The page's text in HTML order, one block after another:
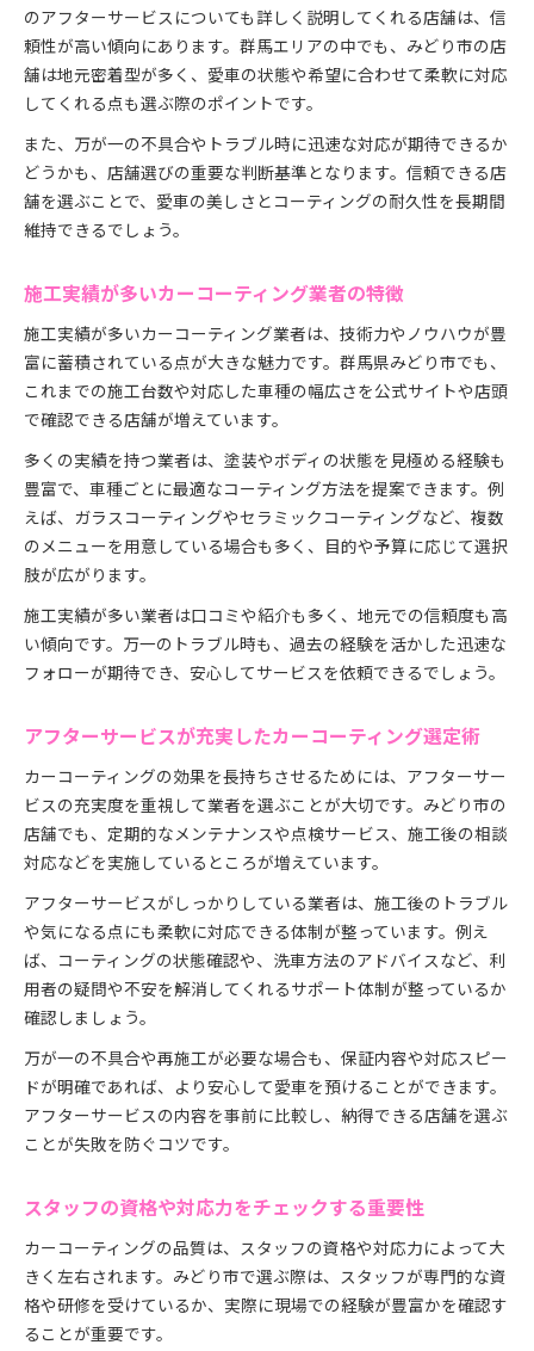
のアフターサービスについても詳しく説明してくれる店舗は、信
頼性が高い傾向にあります。群馬エリアの中でも、みどり市の店
舗は地元密着型が多く、愛車の状態や希望に合わせて柔軟に対応
してくれる点も選ぶ際のポイントです。
また、万が一の不具合やトラブル時に迅速な対応が期待できるか
どうかも、店舗選びの重要な判断基準となります。信頼できる店
舗を選ぶことで、愛車の美しさとコーティングの耐久性を長期間
維持できるでしょう。
施工実績が多いカーコーティング業者の特徴
施工実績が多いカーコーティング業者は、技術力やノウハウが豊
富に蓄積されている点が大きな魅力です。群馬県みどり市でも、
これまでの施工台数や対応した車種の幅広さを公式サイトや店頭
で確認できる店舗が増えています。
多くの実績を持つ業者は、塗装やボディの状態を見極める経験も
豊富で、車種ごとに最適なコーティング方法を提案できます。例
えば、ガラスコーティングやセラミックコーティングなど、複数
のメニューを用意している場合も多く、目的や予算に応じて選択
肢が広がります。
施工実績が多い業者は口コミや紹介も多く、地元での信頼度も高
い傾向です。万一のトラブル時も、過去の経験を活かした迅速な
フォローが期待でき、安心してサービスを依頼できるでしょう。
アフターサービスが充実したカーコーティング選定術
カーコーティングの効果を長持ちさせるためには、アフターサー
ビスの充実度を重視して業者を選ぶことが大切です。みどり市の
店舗でも、定期的なメンテナンスや点検サービス、施工後の相談
対応などを実施しているところが増えています。
アフターサービスがしっかりしている業者は、施工後のトラブル
や気になる点にも柔軟に対応できる体制が整っています。例え
ば、コーティングの状態確認や、洗車方法のアドバイスなど、利
用者の疑問や不安を解消してくれるサポート体制が整っているか
確認しましょう。
万が一の不具合や再施工が必要な場合も、保証内容や対応スピー
ドが明確であれば、より安心して愛車を預けることができます。
アフターサービスの内容を事前に比較し、納得できる店舗を選ぶ
ことが失敗を防ぐコツです。
スタッフの資格や対応力をチェックする重要性
カーコーティングの品質は、スタッフの資格や対応力によって大
きく左右されます。みどり市で選ぶ際は、スタッフが専門的な資
格や研修を受けているか、実際に現場での経験が豊富かを確認す
ることが重要です。